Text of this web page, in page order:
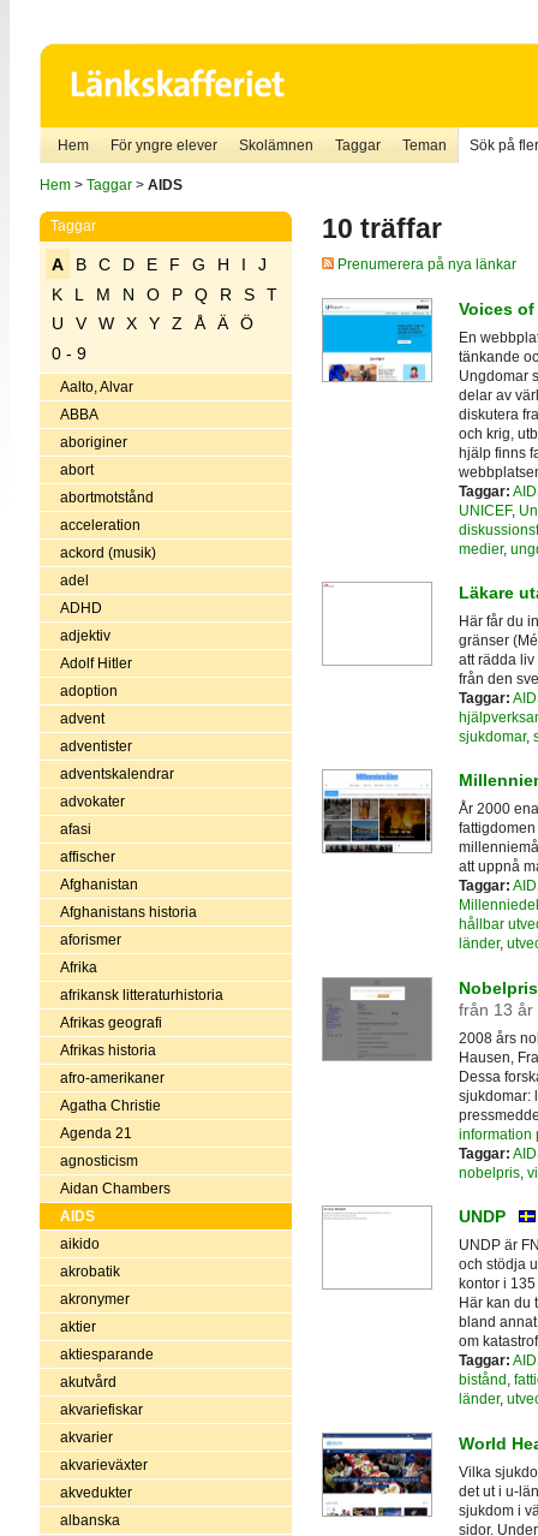
Hem För yngre elever Skolämnen Taggar Teman Sök på
Hem> Taggar> AIDS
Taggar
A B C D E F G H I
J
K
L M N O P Q R S
T
U
V W X Y Z Å Ä
Ö
0 - 9
Aalto, Alvar
ABBA
aboriginer
abort
abortmotstånd
acceleration
ackord (musik)
adel
ADHD
adjektiv
Adolf Hitler
adoption
advent
adventister
adventskalendrar
advokater
afasi
affischer
Afghanistan
Afghanistans historia
aforismer
Afrika
afrikansk litteraturhistoria
Afrikas geografi
Afrikas historia
afro-amerikaner
Agatha Christie
Agenda 21
agnosticism
Aidan Chambers
AIDS
aikido
akrobatik
akronymer
aktier
aktiesparande
akutvård
akvariefiskar
akvarier
akvarieväxter
akvedukter
albanska
10 träffar
Prenumerera på nya länkar
Voices of
En
tänkande
Ungdomar
delar av
diskutera
och krig,
hjälp finns
Taggar:
UNICEF,
medier,
Läkare
Här får du
gränser
att rädda
från den
Taggar:
sjukdomar,
År 2000
att uppnå
Taggar:
hållbar
länder,
från 13 år
2008 års
Hausen,
Dessa
sjukdomar:
information
Taggar:
nobelpris,
UNDP
UNDP är
och stödja
kontor i
Här kan du
bland
om
Taggar:
bistånd ,
länder,
World
Vilka
det ut i u-
sjukdom i
sidor.